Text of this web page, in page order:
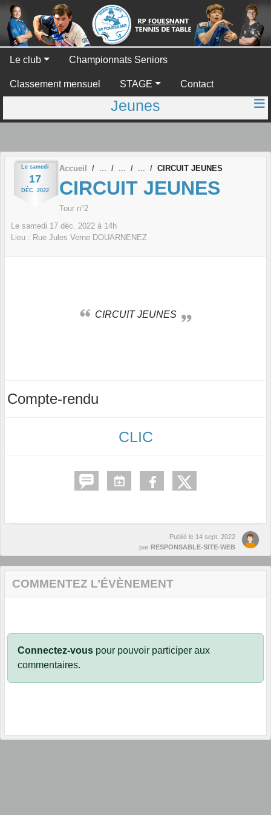
Le club Championnats Seniors
Classement mensuel STAGE Contact
Jeunes
Le samedi
17
DÉC. 2022
Accueil CIRCUIT JEUNES
CIRCUIT JEUNES
Tour n°2
Le samedi 17 déc. 2022 à 14h
Lieu : Rue Jules Verne DOUARNENEZ
CIRCUIT JEUNES
Compte-rendu
CLIC
Publié le 14 sept. 2022
par RESPONSABLE-SITE-WEB
COMMENTEZ L’ÉVÈNEMENT
Connectez-vous pour pouvoir participer aux
commentaires.
Panneau de gestion des cookies